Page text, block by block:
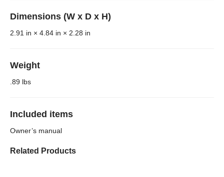
Dimensions (W x D x H)
2.91 in × 4.84 in × 2.28 in
Weight
.89 lbs
Included items
Owner’s manual
Related Products